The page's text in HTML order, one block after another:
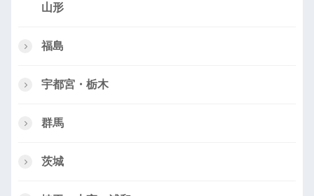
山形
福島
宇都宮・栃木
群馬
茨城